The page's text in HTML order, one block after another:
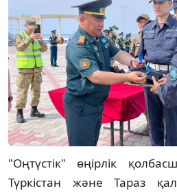
"Оңтүстік" өңірлік
Түркістан және Тараз